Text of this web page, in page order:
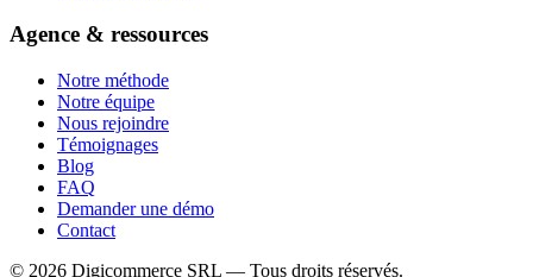
Agence & ressources
Notre méthode
Notre équipe
Nous rejoindre
Témoignages
Blog
FAQ
Demander une démo
Contact
© 2026 Digicommerce SRL — Tous droits réservés.